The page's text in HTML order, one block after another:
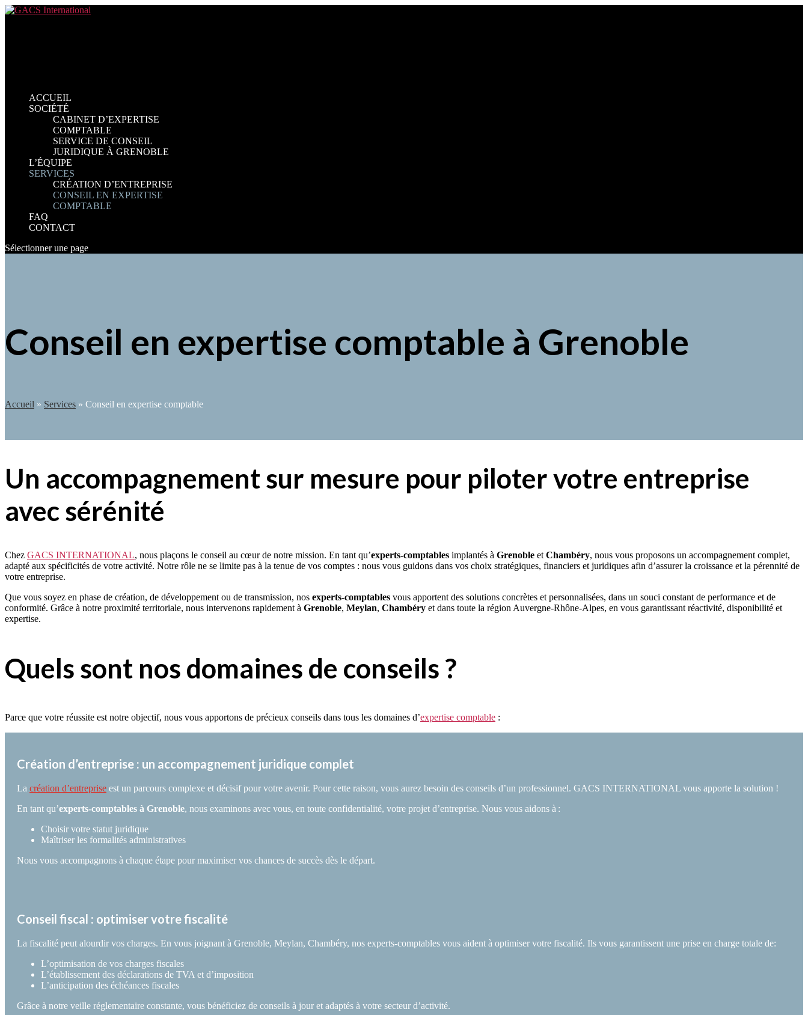
ACCUEIL
SOCIÉTÉ
CABINET D’EXPERTISE
COMPTABLE
SERVICE DE CONSEIL
JURIDIQUE À GRENOBLE
L’ÉQUIPE
SERVICES
CRÉATION D’ENTREPRISE
CONSEIL EN EXPERTISE
COMPTABLE
FAQ
CONTACT
Sélectionner une page
Conseil en expertise comptable à Grenoble
Accueil » Services » Conseil en expertise comptable
Un accompagnement sur mesure pour piloter votre entreprise
avec sérénité
Chez GACS INTERNATIONAL, nous plaçons le conseil au cœur de notre mission. En tant qu’experts-comptables implantés à Grenoble et Chambéry, nous vous proposons un accompagnement complet,
adapté aux spécificités de votre activité. Notre rôle ne se limite pas à la tenue de vos comptes : nous vous guidons dans vos choix stratégiques, financiers et juridiques afin d’assurer la croissance et la pérennité de
votre entreprise.
Que vous soyez en phase de création, de développement ou de transmission, nos experts-comptables vous apportent des solutions concrètes et personnalisées, dans un souci constant de performance et de
conformité. Grâce à notre proximité territoriale, nous intervenons rapidement à Grenoble, Meylan, Chambéry et dans toute la région Auvergne-Rhône-Alpes, en vous garantissant réactivité, disponibilité et
expertise.
Quels sont nos domaines de conseils ?
Parce que votre réussite est notre objectif, nous vous apportons de précieux conseils dans tous les domaines d’expertise comptable :
Création d’entreprise : un accompagnement juridique complet
La création d’entreprise est un parcours complexe et décisif pour votre avenir. Pour cette raison, vous aurez besoin des conseils d’un professionnel. GACS INTERNATIONAL vous apporte la solution !
En tant qu’experts-comptables à Grenoble, nous examinons avec vous, en toute confidentialité, votre projet d’entreprise. Nous vous aidons à :
Choisir votre statut juridique
Maîtriser les formalités administratives
Nous vous accompagnons à chaque étape pour maximiser vos chances de succès dès le départ.
Conseil fiscal : optimiser votre fiscalité
La fiscalité peut alourdir vos charges. En vous joignant à Grenoble, Meylan, Chambéry, nos experts-comptables vous aident à optimiser votre fiscalité. Ils vous garantissent une prise en charge totale de:
L’optimisation de vos charges fiscales
L’établissement des déclarations de TVA et d’imposition
L’anticipation des échéances fiscales
Grâce à notre veille réglementaire constante, vous bénéficiez de conseils à jour et adaptés à votre secteur d’activité.